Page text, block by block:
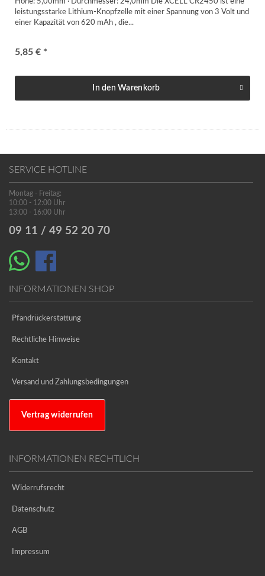
leistungsstarke Lithium-Knopfzelle mit einer Spannung von 3 Volt und
einer Kapazität von 620 mAh , die...
5,85 € *
In den Warenkorb
SERVICE HOTLINE
Montag - Freitag:
10:00 - 12:00 Uhr
13:00 - 16:00 Uhr
09 11 / 49 52 20 70
INFORMATIONEN SHOP
Pfandrückerstattung
Rechtliche Hinweise
Kontakt
Versand und Zahlungsbedingungen
Vertrag widerrufen
INFORMATIONEN RECHTLICH
Widerrufsrecht
Datenschutz
AGB
Impressum